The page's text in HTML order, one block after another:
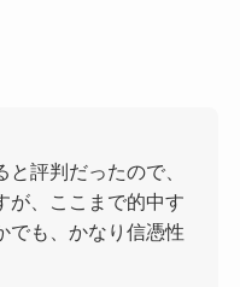
評判だったので、
が、ここまで的中す
でも、かなり信憑性